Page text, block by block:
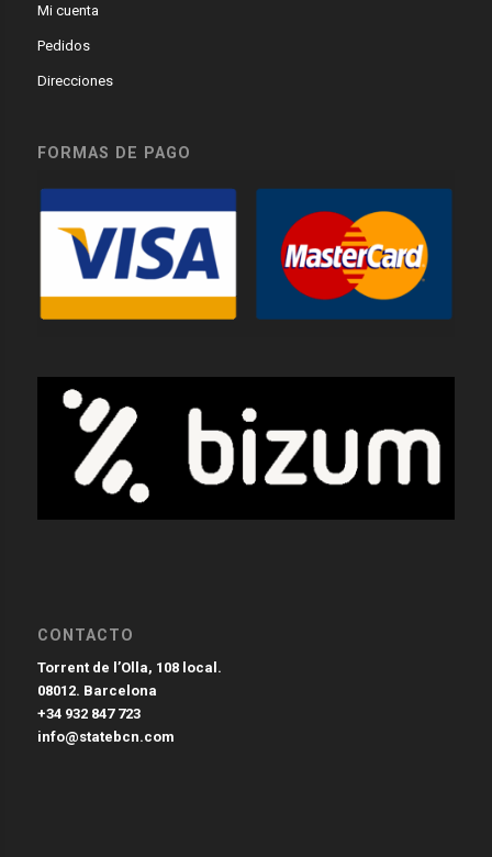
Mi cuenta
Pedidos
Direcciones
FORMAS DE PAGO
CONTACTO
Torrent de l’Olla, 108 local.
08012. Barcelona
+34 932 847 723
info@statebcn.com